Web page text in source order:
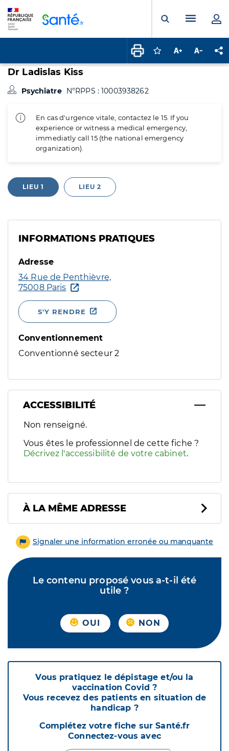
Ouvrir laMenu
Connectez-vous
Augmenter la
Dr Ladislas Kiss
Psychiatre N°RPPS : 10003938262
En cas d'urgence vitale, contactez le 15. If you
experience or witness a medical emergency,
immediatly call 15 (the national emergency
organization).
LIEU 1 LIEU 2
INFORMATIONS PRATIQUES
Adresse
34 Rue de Penthièvre,
75008 Paris
S'Y RENDRE
Conventionnement
Conventionné secteur 2
ACCESSIBILITÉ
Filtres
Sélectionnez un ou plusieurs handicaps/besoins
Non renseigné.
Vous êtes le professionnel de cette fiche ?
Décrivez l'accessibilité de votre cabinet.
À LA MÊME ADRESSE
Signaler une information erronée ou manquante
Le contenu proposé vous a-t-il été
utile ?
OUI NON
Vous pratiquez le dépistage et/ou la
vaccination Covid ?
Vous recevez des patients en situation de
handicap ?
Complétez votre fiche sur Santé.fr
Connectez-vous avec